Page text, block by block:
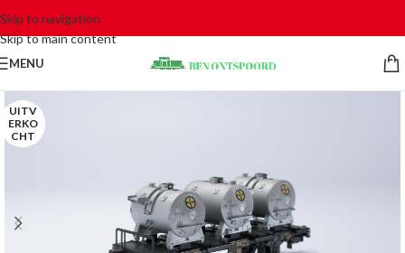
Skip to navigation
Skip to main content
MENU
UITV
ERKO
CHT